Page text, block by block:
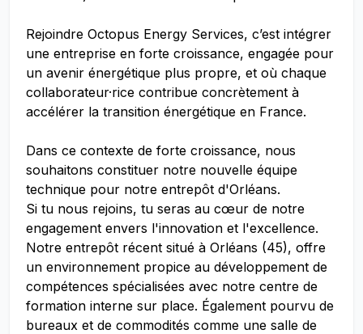
Rejoindre Octopus Energy Services, c’est intégrer
une entreprise en forte croissance, engagée pour
un avenir énergétique plus propre, et où chaque
collaborateur·rice contribue concrètement à
accélérer la transition énergétique en France.
Dans ce contexte de forte croissance, nous
souhaitons constituer notre nouvelle équipe
technique pour notre entrepôt d'Orléans.
Si tu nous rejoins, tu seras au cœur de notre
engagement envers l'innovation et l'excellence.
Notre entrepôt récent situé à Orléans (45), offre
un environnement propice au développement de
compétences spécialisées avec notre centre de
formation interne sur place. Également pourvu de
bureaux et de commodités comme une salle de